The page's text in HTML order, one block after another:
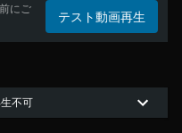
にご
テスト動画再生
不可